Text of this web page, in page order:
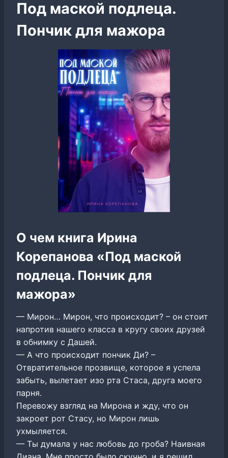
Под маской подлеца.
Пончик для мажора
О чем книга Ирина
Корепанова «Под маской
подлеца. Пончик для
мажора»
— Мирон… Мирон, что происходит? – он стоит
напротив нашего класса в кругу своих друзей
в обнимку с Дашей.
— А что происходит пончик Ди? –
Отвратительное прозвище, которое я успела
забыть, вылетает изо рта Стаса, друга моего
парня.
Перевожу взгляд на Мирона и жду, что он
закроет рот Стасу, но Мирон лишь
ухмыляется.
— Ты думала у нас любовь до гроба? Наивная